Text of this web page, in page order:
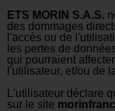
ETS MORIN S.A.S.
des dommages
l'accès ou de
les pertes de
qui pourraient
l'utilisateur, et/ou de
L'utilisateur déclare
sur le site